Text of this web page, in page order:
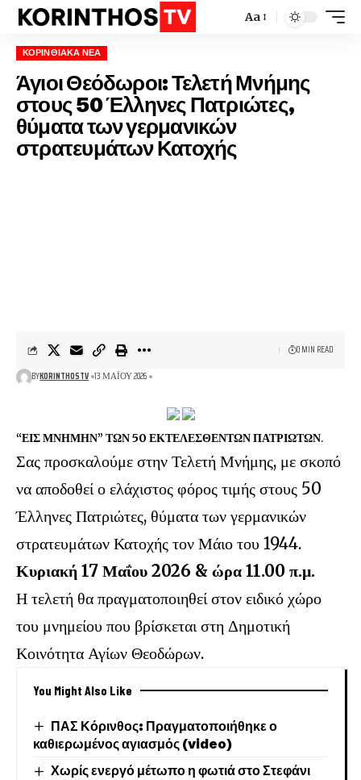
Aa
ΚΟΡΙΝΘΙΑΚΆ ΝΈΑ
Άγιοι Θεόδωροι: Τελετή Μνήμης
στους 50 Έλληνες Πατριώτες,
θύματα των γερμανικών
στρατευμάτων Κατοχής
BYKORINTHOSTV 13 ΜΑΪ́ΟΥ 2026
0 MIN READ
“ΕΙΣ ΜΝΗΜΗΝ” ΤΩΝ 50 ΕΚΤΕΛΕΣΘΕΝΤΩΝ ΠΑΤΡΙΩΤΩΝ.
Σας προσκαλούμε στην Τελετή Μνήμης, με σκοπό
να αποδοθεί ο ελάχιστος φόρος τιμής στους 50
Έλληνες Πατριώτες, θύματα των γερμανικών
στρατευμάτων Κατοχής τον Μάιο του 1944.
Κυριακή 17 Μαΐου 2026 & ώρα 11.00 π.μ.
Η τελετή θα πραγματοποιηθεί στον ειδικό χώρο
του μνημείου που βρίσκεται στη Δημοτική
Κοινότητα Αγίων Θεοδώρων.
You Might Also Like
ΠΑΣ Κόρινθος: Πραγματοποιήθηκε ο
καθιερωμένος αγιασμός (video)
Χωρίς ενεργό μέτωπο η φωτιά στο Στεφάνι